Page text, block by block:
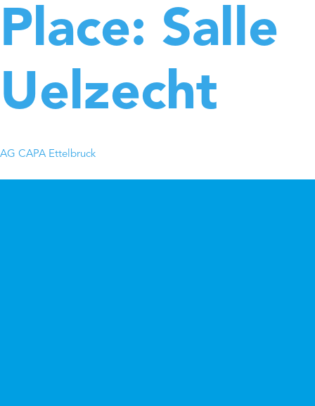
Place: Salle
Uelzecht
AG CAPA Ettelbruck